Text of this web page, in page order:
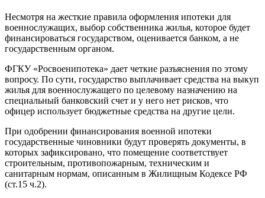
Несмотря на жесткие правила оформления ипотеки для
военнослужащих, выбор собственника жилья, которое будет
финансироваться государством, оценивается банком, а не
государственным органом.
ФГКУ «Росвоенипотека» дает четкие разъяснения по этому
вопросу. По сути, государство выплачивает средства на выкуп
жилья для военнослужащего по целевому назначению на
специальный банковский счет и у него нет рисков, что
офицер использует бюджетные средства на другие цели.
При одобрении финансирования военной ипотеки
государственные чиновники будут проверять документы, в
которых зафиксировано, что помещение соответствует
строительным, противопожарным, техническим и
санитарным нормам, описанным в Жилищным Кодексе РФ
(ст.15 ч.2).